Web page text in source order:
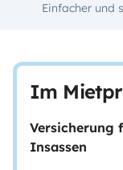
Einfacher und
Im
Versicherung
Insassen